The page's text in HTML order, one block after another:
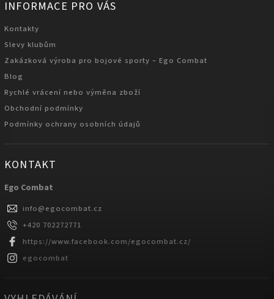
INFORMACE PRO VÁS
Kontakty
Slevy klubům
Zakázková výroba pro bojové sporty – Ego Combat
Blog
Rychlé vrácení nebo výměna zboží
Obchodní podmínky
Podmínky ochrany osobních údajů
KONTAKT
Ego Combat
info@egocombat.cz
+420 702272771
https://www.facebook.com/egocombat.cz/
egocombat